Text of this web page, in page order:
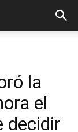
la
el
decidir